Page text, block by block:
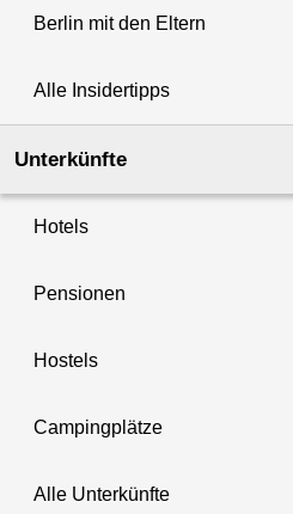
Berlin mit den Eltern
Alle Insidertipps
Unterkünfte
Hotels
Pensionen
Hostels
Campingplätze
Alle Unterkünfte